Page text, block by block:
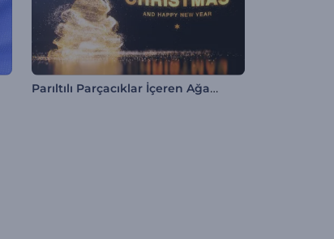
Parıltılı Parçacıklar İçeren Ağaç İntro